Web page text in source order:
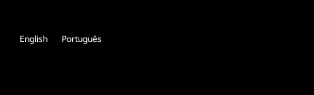
English Português